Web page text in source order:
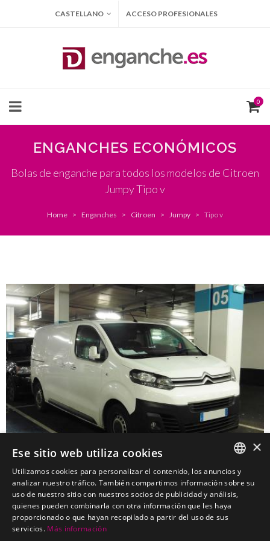
CASTELLANO ACCESO PROFESIONALES
0
ENGANCHES ECONÓMICOS
Bolas de enganche para todos los modelos de Citroen
Jumpy Tipo v
Home Enganches Citroen Jumpy Tipo v
CITROEN Jumpy Tipo V 01-07-2016 a 09-08-
2026
Enganches económicos para CITROEN Jumpy Tipo V 01-07-2016
SPANISH
PORTUGUESE
×
Ese sitio web utiliza cookies
Utilizamos cookies para personalizar el contenido, los anuncios y
analizar nuestro tráfico. También compartimos información sobre su
uso de nuestro sitio con nuestros socios de publicidad y análisis,
quienes pueden combinarla con otra información que les haya
proporcionado o que hayan recopilado a partir del uso de sus
servicios. Más información